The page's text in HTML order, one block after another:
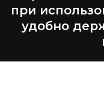
при
удобно